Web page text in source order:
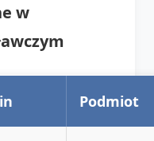
w
Podmiot